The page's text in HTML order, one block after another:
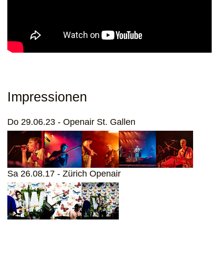
Impressionen
Do 29.06.23 - Openair St. Gallen
Sa 26.08.17 - Zürich Openair